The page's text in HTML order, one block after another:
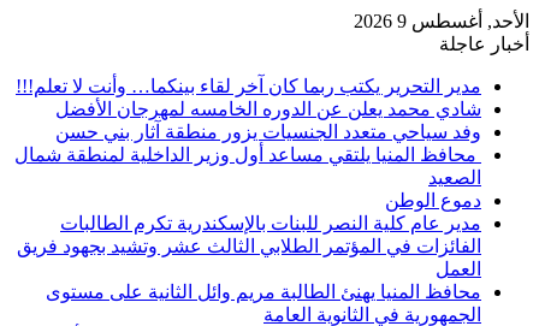
الأحد, أغسطس 9 2026
أخبار عاجلة
مدير التحرير يكتب ربما كان آخر لقاء بينكما… وأنت لا تعلم!!!
شادي محمد يعلن عن الدوره الخامسه لمهرجان الأفضل
وفد سياحي متعدد الجنسيات يزور منطقة آثار بني حسن
محافظ المنيا يلتقي مساعد أول وزير الداخلية لمنطقة شمال
الصعيد
دموع الوطن
مدير عام كلية النصر للبنات بالإسكندرية تكرم الطالبات
الفائزات في المؤتمر الطلابي الثالث عشر وتشيد بجهود فريق
العمل
محافظ المنيا يهنئ الطالبة مريم وائل الثانية على مستوى
الجمهورية في الثانوية العامة